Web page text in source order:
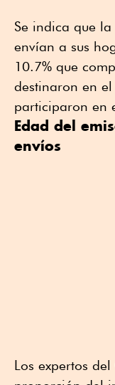
Se indica que
envían a sus
10.7% que
destinaron en
participaron en
Edad del
envíos
Los expertos